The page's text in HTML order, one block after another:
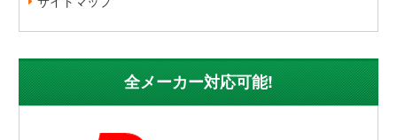
全メーカー対応可能!